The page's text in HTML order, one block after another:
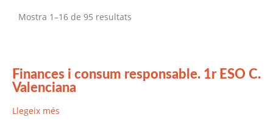
Mostra 1–16 de 95 resultats
Finances i consum responsable. 1r ESO C.
Valenciana
Llegeix més